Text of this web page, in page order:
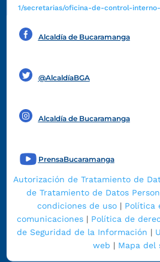
1/secretarias/oficina-de-control-
Alcaldía de Bucaramanga
@AlcaldíaBGA
Alcaldía de Bucaramanga
PrensaBucaramanga
Autorización de Tratamiento de
de Tratamiento de Datos
condiciones de uso | Política
comunicaciones| Política de
de Seguridad de la Información |
web | Mapa del